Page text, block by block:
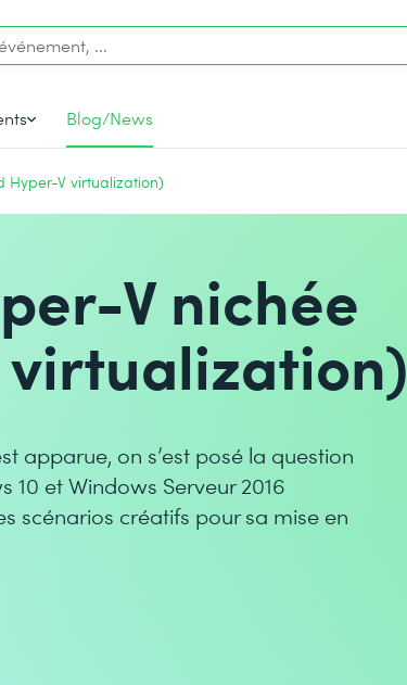
Blog/News
Hyper-V virtualization)
V nichée
virtualization)
apparue, on s’est posé la question
et Windows Serveur 2016
scénarios créatifs pour sa mise en